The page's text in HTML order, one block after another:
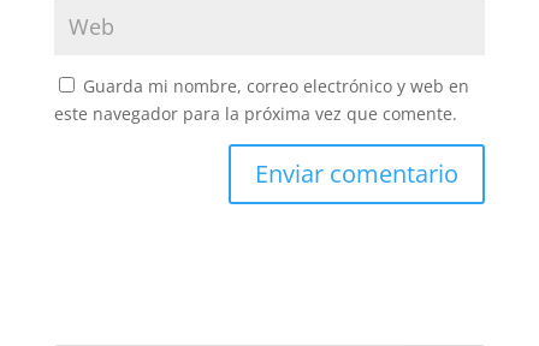
Guarda mi nombre, correo electrónico y web en
este navegador para la próxima vez que comente.